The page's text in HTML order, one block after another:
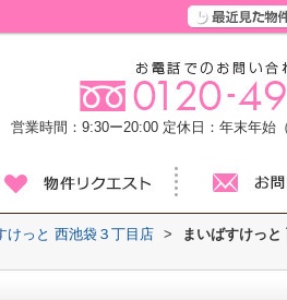
営業時間：9:30ー20:00 定休日：年末年始
けっと 西池袋３丁目店 >
まいばすけっ